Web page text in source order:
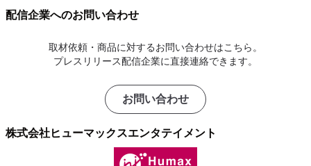
配信企業へのお問い合わせ
取材依頼・商品に対するお問い合わせはこちら。
プレスリリース配信企業に直接連絡できます。
お問い合わせ
株式会社ヒューマックスエンタテイメント